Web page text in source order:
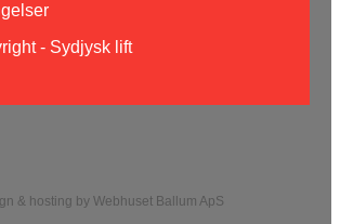
- Sydjysk lift
& hosting by Webhuset Ballum ApS